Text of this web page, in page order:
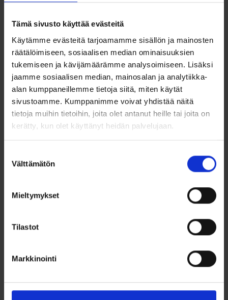
Tämä sivusto käyttää evästeitä
Käytämme evästeitä tarjoamamme sisällön ja mainosten
räätälöimiseen, sosiaalisen median ominaisuuksien
tukemiseen ja kävijämäärämme analysoimiseen. Lisäksi
jaamme sosiaalisen median, mainosalan ja analytiikka-
alan kumppaneillemme tietoja siitä, miten käytät
sivustoamme. Kumppanimme voivat yhdistää näitä
tietoja muihin tietoihin, joita olet antanut heille tai joita on
kerätty, kun olet käyttänyt heidän palvelujaan.
valinta
Välttämätön
Mieltymykset
Tilastot
Markkinointi
kauniin kirkkaan pinnan ja suojaa tummumista vastaan. Ristin
heijastavat valoa näyttävästi.
Riipus on 22 mm korkea (ilman lenkkiä), ja mukana tulee 40 +
5 cm säädettävä rodinoitu ketju, joka istuu kauniisti eri
kaulanmittoihin. Korun hillitty mutta näyttävä muotoilu tekee
siitä täydellisen niin arkeen kuin juhlaan – sekä ajattoman
lahjan tärkeään hetkeen.
Tuotetiedot:
Viimeistely: rodinointi (tummumista estävä)
Ketjun pituus: 40 cm + 5 cm säätövara